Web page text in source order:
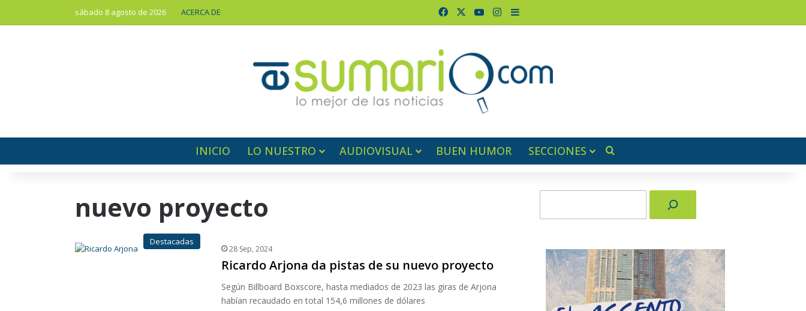
sábado 8 agosto de 2026 ACERCA DE FacebookYouTubeInstagram
Barra lateral
INICIO LO NUESTRO AUDIOVISUAL BUEN HUMOR SECCIONES
nuevo proyecto
Destacadas
28 Sep, 2024
Ricardo Arjona da pistas de su nuevo proyecto
Según Billboard Boxscore, hasta mediados de 2023 las giras de Arjona
habían recaudado en total 154,6 millones de dólares